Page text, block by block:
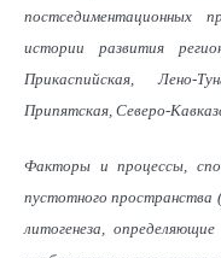
постседиментационных
истории развития
Прикаспийская, Лено-
Припятская, Северо-
Факторы и процессы,
пустотного пространства
литогенеза,